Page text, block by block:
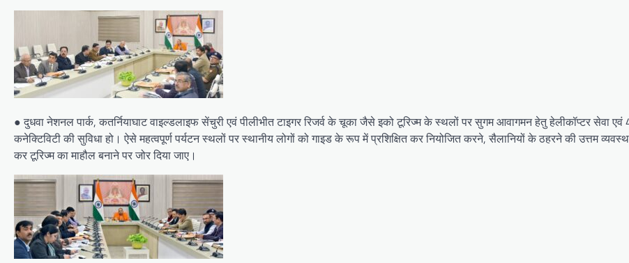
● दुधवा नेशनल पार्क, कतर्नियाघाट वाइल्डलाइफ सेंचुरी एवं पीलीभीत टाइगर रिजर्व के चूका जैसे इको टूरिज्म के स्थलों पर सुगम आवागमन हेतु हेलीकॉप्टर सेवा एवं
कनेक्टिविटी की सुविधा हो। ऐसे महत्वपूर्ण पर्यटन स्थलों पर स्थानीय लोगों को गाइड के रूप में प्रशिक्षित कर नियोजित करने, सैलानियों के ठहरने की उत्तम
कर टूरिज्म का माहौल बनाने पर जोर दिया जाए।